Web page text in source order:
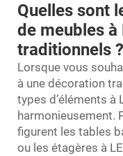
Quelles sont
de meubles à
traditionnels ?
Lorsque vous
à une décoration
types d’éléments à
harmonieusement.
figurent les tables
ou les étagères à